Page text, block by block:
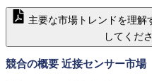
主要な市場トレンドを理解
してくだ
競合の概要 近接センサー市場